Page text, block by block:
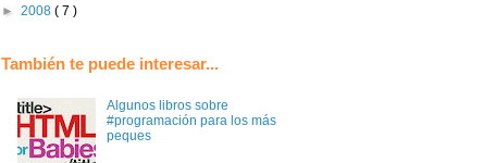
► 2008 ( 7 )
También te puede interesar...
Algunos libros sobre
#programación para los más
peques